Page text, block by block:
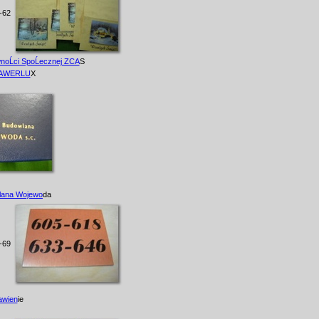
62
SpoĹecznej ZCAS
X
Wojewoda
ie